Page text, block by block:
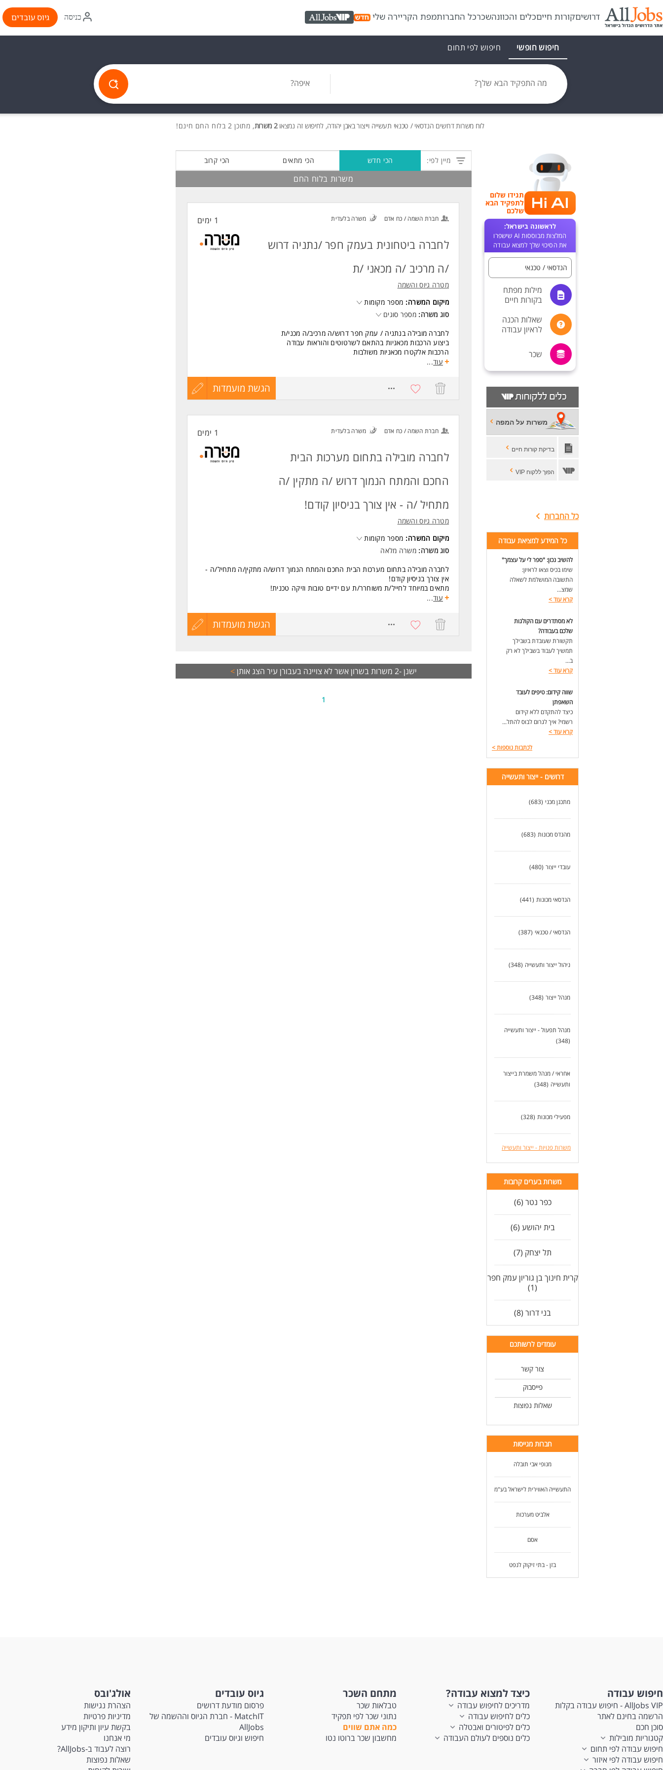
דרושיםקורות חייםכלים והכוונהשכרכל החברותמפת הקריירה שלי AllJobs VIP
איקון
התחברות
כניסה גיוס עובדים
חיפוש חופשי חיפוש לפי תחום
מה התפקיד הבא שלך? איפה?
לוח משרותדרושים הנדסאי / טכנאי תעשייה וייצור באבן יהודה, לחיפוש זה נמצאו2 משרות , מתוכן 2 בלוח החם חינם!
תגידו שלום
לתפקיד הבא
שלכם
לראשונה בישראל:
המלצות מבוססות AI שישפרו
את הסיכוי שלך למצוא עבודה
הנדסאי / טכנאי
מילות מפתח
בקורות חיים
שאלות הכנה
לראיון עבודה
שכר
משרות על המפה
בדיקת קורות חיים
הפוך ללקוח VIP
כל החברות
כל המידע למציאת עבודה
להשיב נכון: "ספר לי על עצמך"
שימו בכיס וצאו לראיון:
התשובה המושלמת לשאלה
שמצ...
קרא עוד>
לא מסתדרים עם הקולגות
שלכם בעבודה?
תקשורת שעובדת בשבילך
תמשיך לעבוד בשבילך לא רק
ב...
קרא עוד>
שווה קידום: טיפים לעובד
השאפתן
כיצד להתקדם ללא קידום
רשמי? איך לגרום לבוס להתל...
קרא עוד>
לכתבות נוספות>
דרושים - ייצור ותעשייה
מתכנן מכני (683)
מהנדס מכונות (683)
עובדי ייצור (480)
הנדסאי מכונות (441)
הנדסאי / טכנאי (387)
ניהול ייצור ותעשייה (348)
מנהל ייצור (348)
מנהל תפעול - ייצור ותעשייה
(348)
אחראי / מנהל משמרת בייצור
ותעשייה (348)
מפעילי מכונות (328)
משרות פנויות - ייצור ותעשייה
משרות בערים קרובות
כפר נטר (6)
בית יהושע (6)
תל יצחק (7)
קרית חינוך בן גוריון עמק חפר
(1)
בני דרור (8)
עומדים לרשותכם
צור קשר
פייסבוק
שאלות נפוצות
חברות מגייסות
מנופי אבי תובלה
התעשייה האווירית לישראל בע"מ
אלביט מערכות
אסם
בזן - בתי זיקוק לנפט
מיין לפי: הכי חדש הכי מתאים הכי קרוב
משרות בלוח החם
חברת השמה / כח אדם משרה בלעדית 1 ימים
לחברה ביטחונית בעמק חפר /נתניה דרוש
/ה מרכיב /ה מכאני /ת
מטרה גיוס והשמה
מיקום המשרה: מספר מקומות
סוג משרה: מספר סוגים
לחברה מובילה בנתניה / עמק חפר דרוש/ה מרכיב/ה מכני/ת
ביצוע הרכבות מכאניות בהתאם לשרטוטים והוראות עבודה
הרכבות אלקטרו מכאניות משולבות
שימוש בכלי עבודה ידניים וחשמליים
תקן למשרה מלאה / זמנית או קבועה
ניסיון מעשי בהרכבה ועבודה עם מערכות אלקטרו-מכניות - חובה
יכולת קריאה והבנה של שרטוטים - חובה
אנגלית ברמה טובה
לעוד משרות ומידע על מטרה גיוס והשמה >
עוד...
הגשת מועמדות
עדכון
חברת השמה / כח אדם משרה בלעדית 1 ימים
לחברה מובילה בתחום מערכות הבית
החכם והמתח הנמוך דרוש /ה מתקין /ה
מתחיל /ה - אין צורך בניסיון קודם!
מטרה גיוס והשמה
מיקום המשרה: מספר מקומות
סוג משרה: משרה מלאה
לחברה מובילה בתחום מערכות הבית החכם והמתח הנמוך דרוש/ה מתקין/ה מתחיל/ה -
אין צורך בניסיון קודם!
מתאים במיוחד לחייל/ת משוחרר/ת עם ידיים טובות וזיקה טכנית!
מה כולל התפקיד?
עבודה בתחום הבית החכם
הכשרה מלאה ועבודה צמודה לראש צוות
ימים א'-ה' | 07:00-16:00
ייתכנו שעות נוספות בהתאם לצורך.
עוד...
הגשת מועמדות
עדכון
ישנן -2 משרות בשרון אשר לא צויינה בעבורן עיר הצג אותן>
1
חיפוש עבודה
AllJobs VIP - חיפוש עבודה בקלות
הרשמה בחינם לאתר
סוכן חכם
קטגוריות מובילות
חיפוש עבודה לפי תחום
חיפוש עבודה לפי איזור
כיצד למצוא עבודה?
מדריכים לחיפוש עבודה
כלים לחיפוש עבודה
כלים לפיטורים ואבטלה
כלים נוספים לעולם העבודה
מתחם השכר
טבלאות שכר
נתוני שכר לפי תפקיד
כמה אתם שווים
מחשבון שכר ברוטו נטו
גיוס עובדים
פרסום מודעת דרושים
MatchIT - חברת הגיוס וההשמה של
AllJobs
חיפוש וגיוס עובדים
אולג'ובס
הצהרת נגישות
מדיניות פרטיות
בקשת עיון ותיקון מידע
מי אנחנו
רוצה לעבוד ב-AllJobs?
שאלות נפוצות